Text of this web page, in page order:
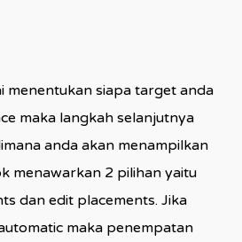
menentukan siapa target anda
maka langkah selanjutnya
anda akan menampilkan
menawarkan 2 pilihan yaitu
dan edit placements. Jika
maka penempatan